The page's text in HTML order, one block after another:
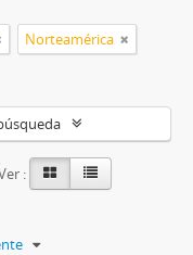
Norteamérica
: